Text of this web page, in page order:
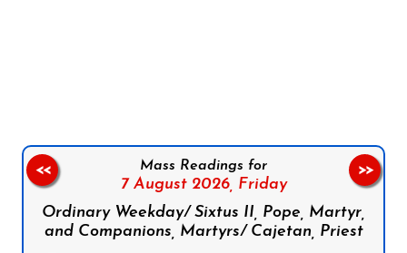
Mass Readings for
7 August 2026, Friday
Ordinary Weekday/ Sixtus II, Pope, Martyr,
and Companions, Martyrs/ Cajetan, Priest
<< >>